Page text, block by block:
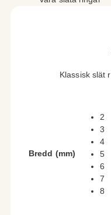
Klassisk slät
Bredd (mm)
2
3
4
5
6
7
8